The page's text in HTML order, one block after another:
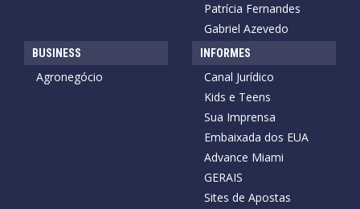
Patrícia Fernandes
Gabriel Azevedo
BUSINESS
Agronegócio
INFORMES
Canal Jurídico
Kids e Teens
Sua Imprensa
Embaixada dos EUA
Advance Miami
GERAIS
Sites de Apostas